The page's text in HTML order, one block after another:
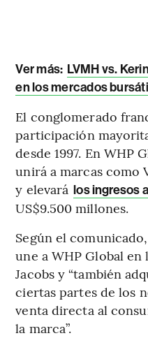
Ver más: LVMH vs.
en los mercados
El conglomerado
participación
desde 1997. En WHP
unirá a marcas como
y elevará los ingresos
US$9.500 millones.
Según el
une a WHP Global
Jacobs y “también
ciertas partes de los
venta directa al
la marca”.